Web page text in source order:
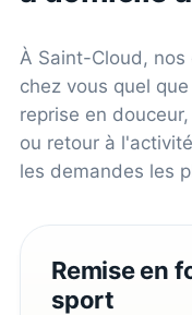
À Saint-Cloud ,
chez vous quel
reprise en
ou retour à
les demandes les
Remise en
sport